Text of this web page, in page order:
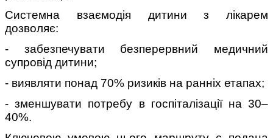
Системна взаємодія дитини з лікарем
дозволяє:
- забезпечувати безперервний медичний
супровід дитини;
- виявляти понад 70% ризиків на ранніх етапах;
- зменшувати потребу в госпіталізації на 30–
40%.